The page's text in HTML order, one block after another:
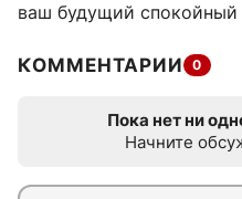
ваш будущий спокойный
КОММЕНТАРИИ 0
Пока нет ни
Начните